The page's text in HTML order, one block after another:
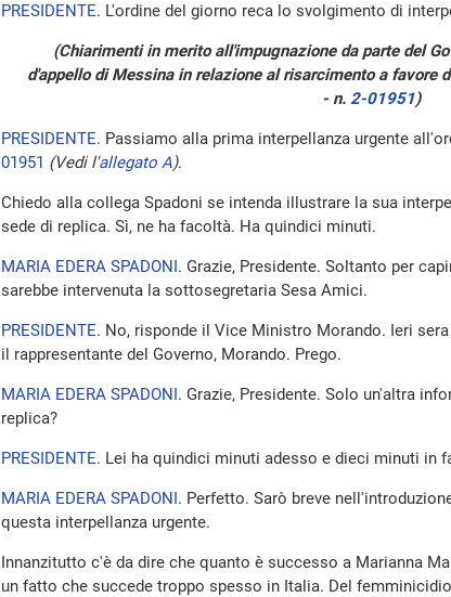
PRESIDENTE. L'ordine del giorno reca lo svolgimento di
(Chiarimenti in merito all'impugnazione da parte del
d'appello di Messina in relazione al risarcimento a
- n. 2-01951)
PRESIDENTE. Passiamo alla prima interpellanza urgente
01951 (Vedi l'allegato A).
Chiedo alla collega Spadoni se intenda illustrare la sua
sede di replica. Sì, ne ha facoltà. Ha quindici minuti.
MARIA EDERA SPADONI. Grazie, Presidente. Soltanto per
sarebbe intervenuta la sottosegretaria Sesa Amici.
PRESIDENTE. No, risponde il Vice Ministro Morando. Ieri
il rappresentante del Governo, Morando. Prego.
MARIA EDERA SPADONI. Grazie, Presidente. Solo un'altra
replica?
PRESIDENTE. Lei ha quindici minuti adesso e dieci minuti in
MARIA EDERA SPADONI. Perfetto. Sarò breve
questa interpellanza urgente.
Innanzitutto c'è da dire che quanto è successo a Marianna
un fatto che succede troppo spesso in Italia. Del